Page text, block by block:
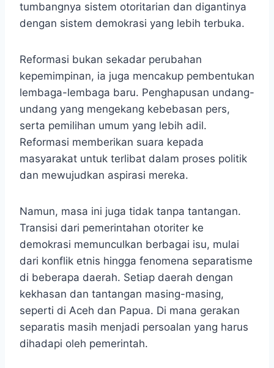
tumbangnya sistem otoritarian dan digantinya
dengan sistem demokrasi yang lebih terbuka.
Reformasi bukan sekadar perubahan
kepemimpinan, ia juga mencakup pembentukan
lembaga-lembaga baru. Penghapusan undang-
undang yang mengekang kebebasan pers,
serta pemilihan umum yang lebih adil.
Reformasi memberikan suara kepada
masyarakat untuk terlibat dalam proses politik
dan mewujudkan aspirasi mereka.
Namun, masa ini juga tidak tanpa tantangan.
Transisi dari pemerintahan otoriter ke
demokrasi memunculkan berbagai isu, mulai
dari konflik etnis hingga fenomena separatisme
di beberapa daerah. Setiap daerah dengan
kekhasan dan tantangan masing-masing,
seperti di Aceh dan Papua. Di mana gerakan
separatis masih menjadi persoalan yang harus
dihadapi oleh pemerintah.